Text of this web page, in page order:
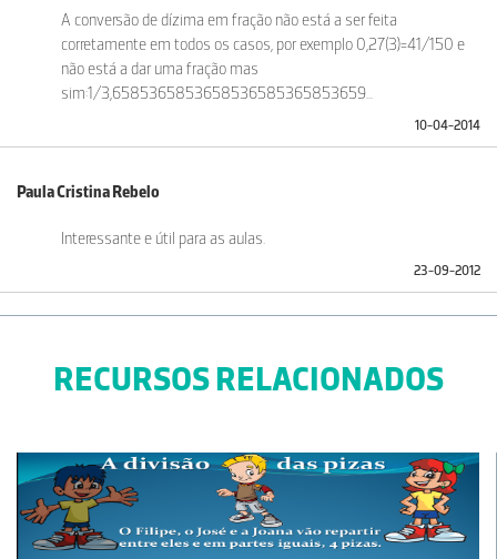
A conversão de dízima em fração não está a ser feita
corretamente em todos os casos, por exemplo 0,27(3)=41/150 e
não está a dar uma fração mas
sim:1/3,6585365853658536585365853659...
10-04-2014
Paula Cristina Rebelo
Interessante e útil para as aulas.
23-09-2012
RECURSOS RELACIONADOS